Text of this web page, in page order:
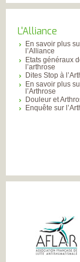
L'Alliance
En savoir plus
l’Alliance
Etats généraux
l’arthrose
Dites Stop à
En savoir plus
l’Arthrose
Douleur et
Enquête sur